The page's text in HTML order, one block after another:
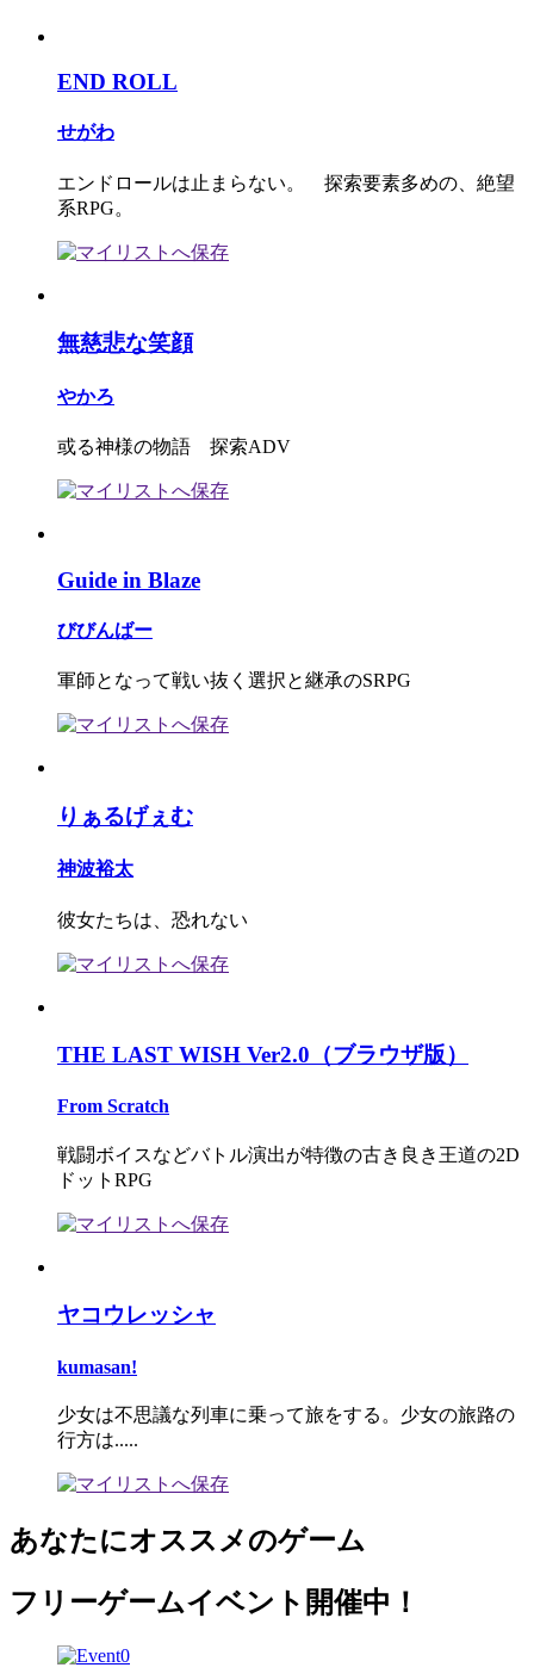
END ROLL
せがわ
エンドロールは止まらない。 探索要素多めの、絶望
系RPG。
無慈悲な笑顔
やかろ
或る神様の物語 探索ADV
Guide in Blaze
びびんばー
軍師となって戦い抜く選択と継承のSRPG
りぁるげぇむ
神波裕太
彼女たちは、恐れない
THE LAST WISH Ver2.0（ブラウザ版）
From Scratch
戦闘ボイスなどバトル演出が特徴の古き良き王道の2D
ドットRPG
ヤコウレッシャ
kumasan!
少女は不思議な列車に乗って旅をする。少女の旅路の
行方は.....
あなたにオススメのゲーム
フリーゲームイベント開催中！